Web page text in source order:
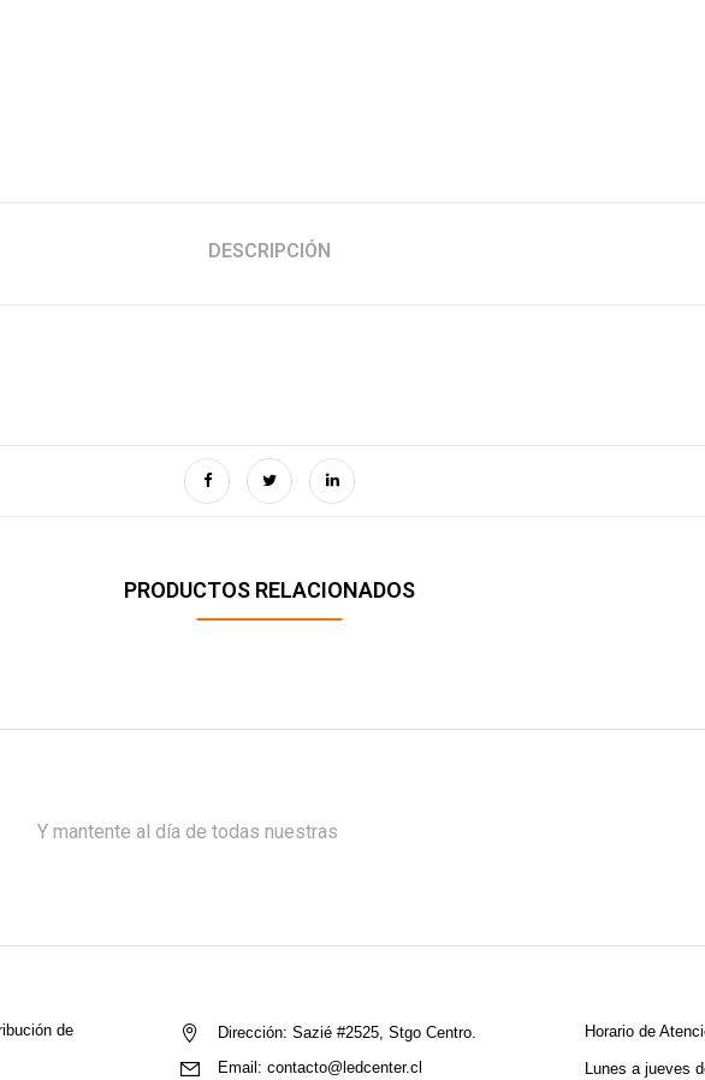
DESCRIPCIÓN
PRODUCTOS RELACIONADOS
Y mantente al día de todas nuestras
de
Dirección: Sazié #2525, Stgo Centro.
Email: contacto@ledcenter.cl
Horario de
Lunes a jueves